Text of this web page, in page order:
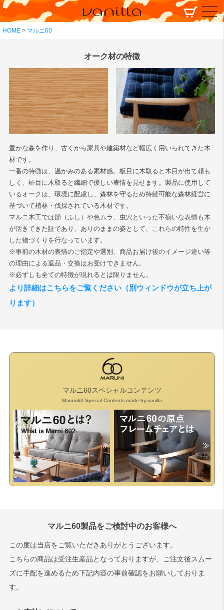
HOME マルニ60
検索
オーク材の特徴
豊かな森を作り、古くから家具や建築材など幅広く用いられてきた木
材です。
一番の特徴は、温かみのある素材感。板目に木取ると木目が出て頼も
しく、柾目に木取ると繊細で優しい表情を見せます。製品に使用して
いるオークは、環境に配慮し、森林を守るため持続可能な森林経営に
基づいて植林・伐採されている木材です。
マルニ木工では節（ふし）や色ムラ、虫穴といった不揃いな表情も木
が活きてきた証であり、ありのままの姿として、これらの特性を生か
した物づくりを行なっています。
※事前の木材の表情のご指定や選別、商品お届け後のイメージ違い等
の理由による返品・交換はお受けできません。
※必ずしも全ての特徴が現れるとは限りません。
より詳細はこちらをご覧ください（別ウィンドウが立ち上が
ります）
マルニ60スペシャルコンテンツ
Maruni60 Special Contents made by vanilla
マルニ60製品をご検討中のお客様へ
この度は当店をご覧いただきありがとうございます。
こちらの商品は受注生産品となっておりますが、ご注文後スムー
ズに手配を進めるため下記内容の事前確認をお願いしておりま
す。